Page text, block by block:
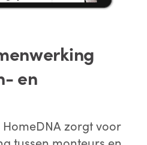
en
zorgt voor